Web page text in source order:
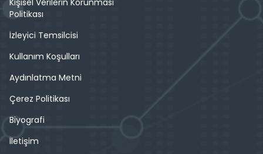
Kişisel Verilerin Korunması
Politikası
İzleyici Temsilcisi
Kullanım Koşulları
Aydınlatma Metni
Çerez Politikası
Biyografi
İletişim